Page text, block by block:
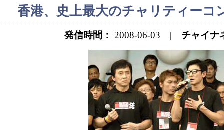
香港、史上最大のチャリティーコ
発信時間： 2008-06-03 | チャイナ